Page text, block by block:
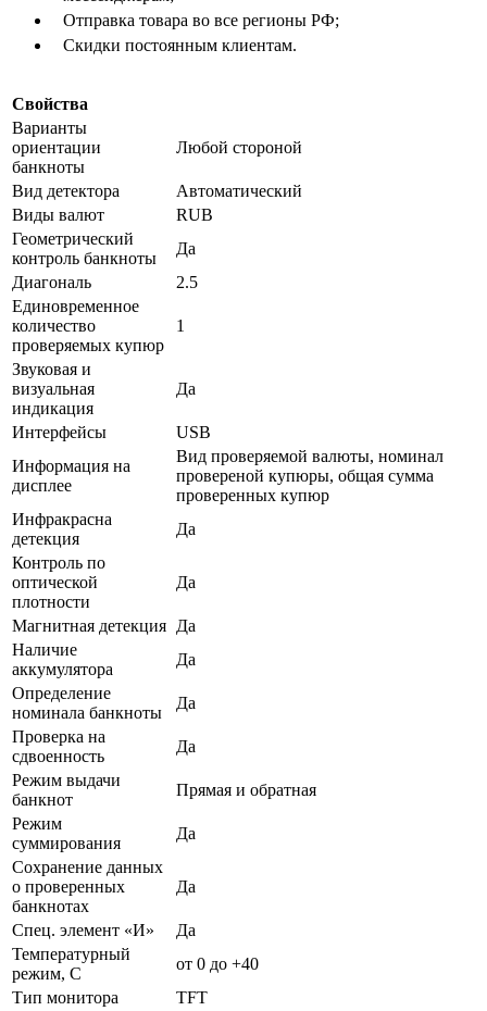
Отправка товара во все регионы РФ;
Скидки постоянным клиентам.
Свойства
Варианты
ориентации
банкноты
Любой стороной
Вид детектора
Автоматический
Виды валют
RUB
Геометрический
контроль банкноты
Да
Диагональ
2.5
Единовременное
количество
проверяемых купюр
1
Звуковая и
визуальная
индикация
Да
Интерфейсы
USB
Информация на
дисплее
Вид проверяемой валюты, номинал
провереной купюры, общая сумма
проверенных купюр
Инфракрасна
детекция
Да
Контроль по
оптической
плотности
Да
Магнитная детекция Да
Наличие
аккумулятора
Да
Определение
номинала банкноты
Да
Проверка на
сдвоенность
Да
Режим выдачи
банкнот
Прямая и обратная
Режим
суммирования
Да
Сохранение данных
о проверенных
банкнотах
Да
Спец. элемент «И»
Да
Температурный
режим, С
от 0 до +40
Тип монитора
TFT